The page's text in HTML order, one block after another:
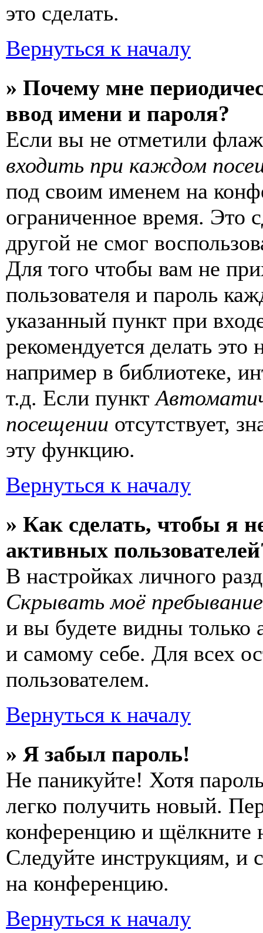
это сделать.
Вернуться к началу
» Почему мне
ввод имени и пароля?
Если вы не отметили
входить при каждом
под своим именем на
ограниченное время. Это
другой не смог
Для того чтобы вам не
пользователя и пароль
указанный пункт при
рекомендуется делать
например в библиотеке,
т.д. Если пункт
посещении отсутствует,
эту функцию.
Вернуться к началу
» Как сделать, чтобы я
активных
В настройках личного
Скрывать моё
и вы будете видны только
и самому себе. Для всех
пользователем.
Вернуться к началу
» Я забыл пароль!
Не паникуйте! Хотя
легко получить новый.
конференцию и щёлкните
Следуйте инструкциям, и
на конференцию.
Вернуться к началу